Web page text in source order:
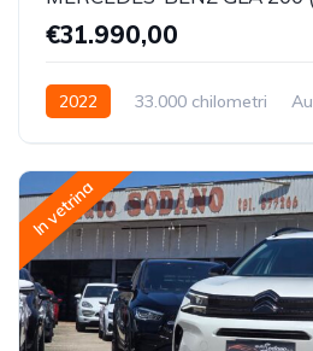
€31.990,00
2022 33.000 chilometri
In vetrina